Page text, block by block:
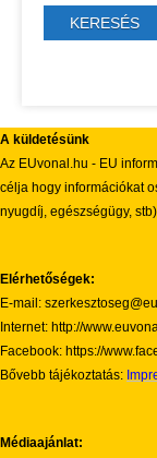
A küldetésünk
Az EUvonal.hu - EU
célja hogy információkat
nyugdíj, egészségügy,
Elérhetőségek:
E-mail:
Internet: http://
Facebook: https://
Bővebb tájékoztatás:
Médiaajánlat: